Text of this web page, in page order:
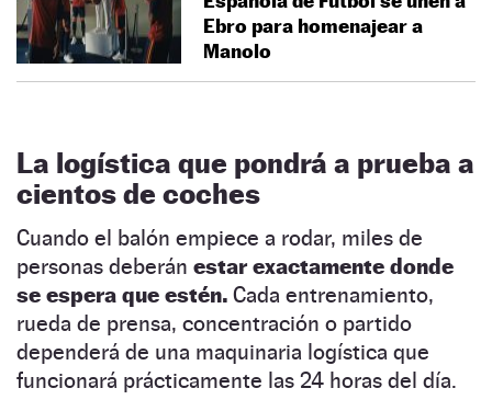
Ebro para homenajear a
Manolo
La logística que pondrá a prueba a
cientos de coches
Cuando el balón empiece a rodar, miles de
personas deberán estar exactamente donde
se espera que estén. Cada entrenamiento,
rueda de prensa, concentración o partido
dependerá de una maquinaria logística que
funcionará prácticamente las 24 horas del día.